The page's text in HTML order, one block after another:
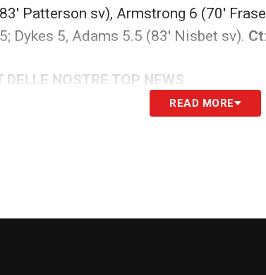
Patterson sv), Armstrong 6 (70′
Dykes 5, Adams 5.5 (83′ Nisbet sv). Ct
NOSTRE TOP NEWS
READ MORE